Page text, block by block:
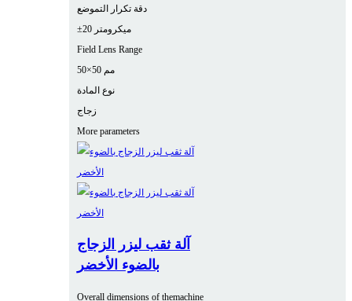
دقة تكرار التموضع
±20 ميكرومتر
Field Lens Range
50×50 مم
نوع المادة
زجاج
More parameters
آلة ثقب ليزر الزجاج
بالضوء الأخضر
Overall dimensions of themachine